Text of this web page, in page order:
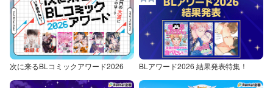
次に来るBLコミックアワード2026 BLアワード2026 結果発表特集！